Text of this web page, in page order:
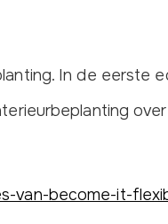
In de eerste
van-become-it-